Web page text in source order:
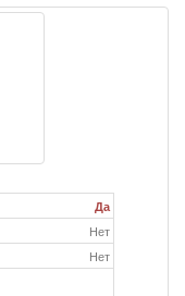
Да
Нет
Нет